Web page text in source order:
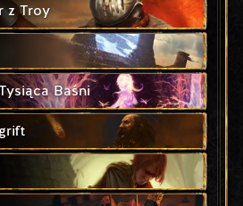
z Troy
Baśni